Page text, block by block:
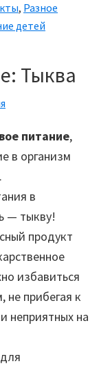
, Разное
детей
Тыква
питание,
в организм
в
— тыкву!
продукт
избавиться
не прибегая к
неприятных на